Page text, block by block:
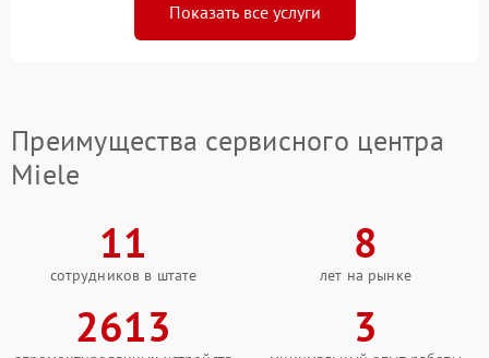
Показать все услуги
Преимущества сервисного центра
Miele
11
сотрудников в штате
8
лет на рынке
2613 3